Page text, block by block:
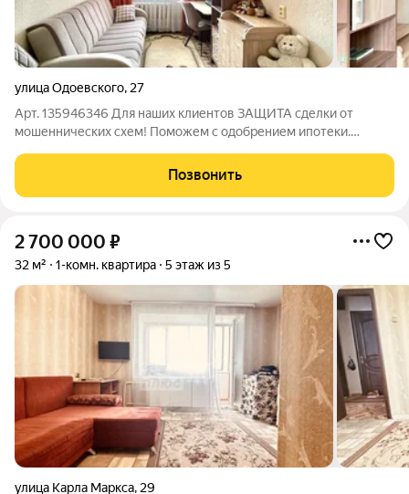
улица Одоевского, 27
Арт. 135946346 Для наших клиентов ЗАЩИТА сделки от
мошеннических схем! Поможем с одобрением ипотеки.
отличный вариант для семьи или инвестора. Площадь 56,4 м
Позвонить
2 700 000 ₽
32 м² 1-комн. квартира 5 этаж из 5
улица Карла Маркса, 29